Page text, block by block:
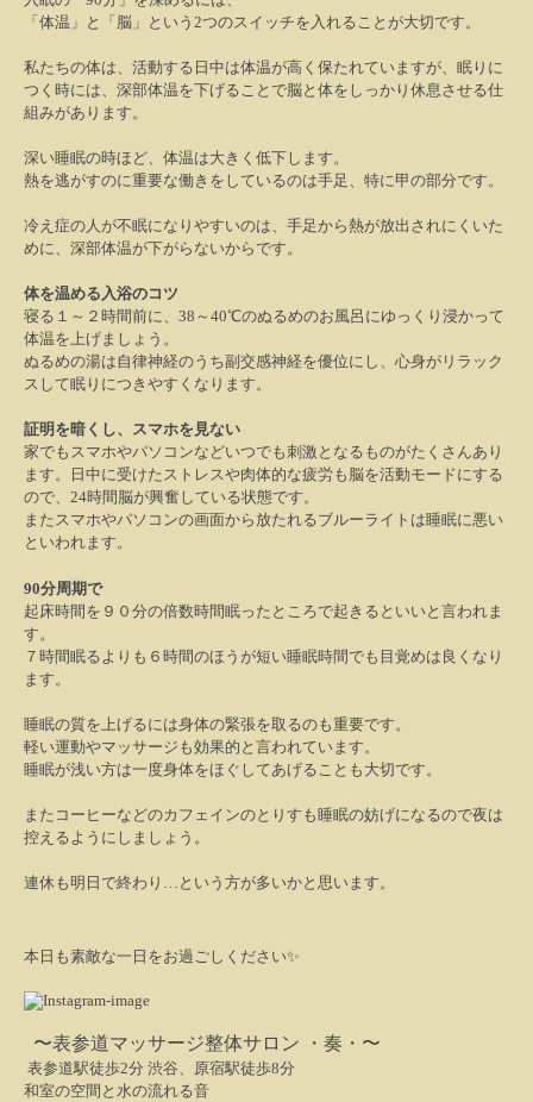
「体温」と「脳」という 2つのスイッチを入れることが大切です。
私たちの体は、活動する日中は体温が高く保たれていますが、眠りに
つく時には、深部体温を下げることで脳と体をしっかり休息させる仕
組みがあります。
深い睡眠の時ほど、体温は大きく低下します。
熱を逃がすのに重要な働きをしているのは手足、特に甲の部分です。
冷え症の人が不眠になりやすいのは、手足から熱が放出されにくいた
めに、深部体温が下がらないからです。
体を温める入浴のコツ
寝る１～２時間前に、 38 ～ 40℃のぬるめのお風呂にゆっくり浸かって
体温を上げましょう。
ぬるめの湯は自律神経のうち副交感神経を優位にし、心身がリラック
スして眠りにつきやすくなります。
証明を暗くし、スマホを見ない
家でもスマホやパソコンなどいつでも刺激となるものがたくさんあり
ます。日中に受けたストレスや肉体的な疲労も脳を活動モードにする
ので、 24時間脳が興奮している状態です。
またスマホやパソコンの画面から放たれるブルーライトは睡眠に悪い
といわれます。
90分周期で
起床時間を９０分の倍数時間眠ったところで起きるといいと言われま
す。
７時間眠るよりも６時間のほうが短い睡眠時間でも目覚めは良くなり
ます。
睡眠の質を上げるには身体の緊張を取るのも重要です。
軽い運動やマッサージも効果的と言われています。
睡眠が浅い方は一度身体をほぐしてあげることも大切です。
またコーヒーなどのカフェインのとりすも睡眠の妨げになるので夜は
控えるようにしましょう。
連休も明日で終わり という方が多いかと思います。
本日も素敵な一日をお過ごしください✨
〜表参道マッサージ整体サロン ・奏・〜
表参道駅徒歩2分 渋谷、原宿駅徒歩8分
和室の空間と水の流れる音